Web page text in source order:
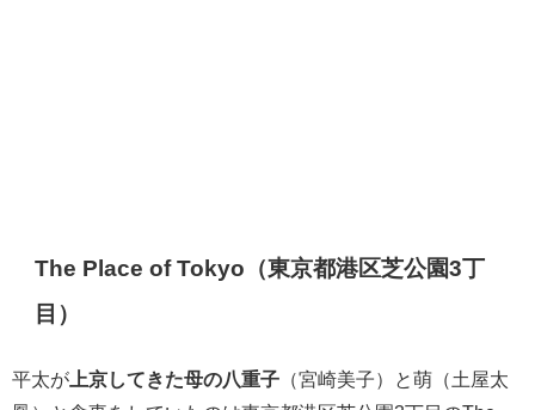
The Place of Tokyo（東京都港区芝公園3丁
目）
平太が 上京してきた母の八重子 （宮崎美子）と萌（土屋太